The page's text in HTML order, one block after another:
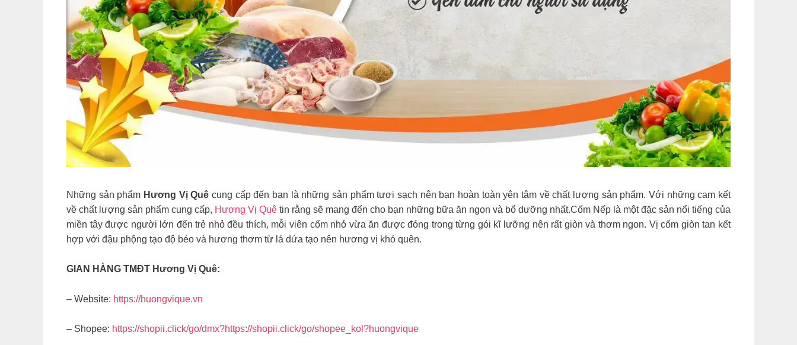
Những sản phẩm Hương Vị Quê cung cấp đến bạn là những sản phẩm tươi sạch nên bạn hoàn toàn yên tâm về chất lượng sản phẩm. Với những cam kết
về chất lượng sản phẩm cung cấp, Hương Vị Quê tin rằng sẽ mang đến cho bạn những bữa ăn ngon và bổ dưỡng nhất.Cốm Nếp là một đặc sản nổi tiếng của
miền tây được người lớn đến trẻ nhỏ đều thích, mỗi viên cốm nhỏ vừa ăn được đóng trong từng gói kĩ lưỡng nên rất giòn và thơm ngon. Vị cốm giòn tan kết
hợp với đậu phộng tạo độ béo và hương thơm từ lá dứa tạo nên hương vị khó quên.
GIAN HÀNG TMĐT Hương Vị Quê:
– Website: https://huongvique.vn
– Shopee: https://shopii.click/go/dmx?https://shopii.click/go/shopee_kol?huongvique